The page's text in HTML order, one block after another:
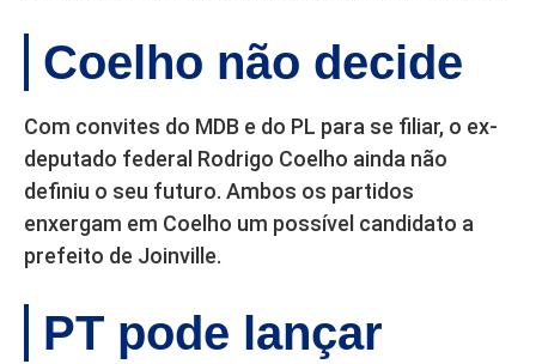
Coelho não decide
Com convites do MDB e do PL para se filiar, o ex-
deputado federal Rodrigo Coelho ainda não
definiu o seu futuro. Ambos os partidos
enxergam em Coelho um possível candidato a
prefeito de Joinville.
PT pode lançar